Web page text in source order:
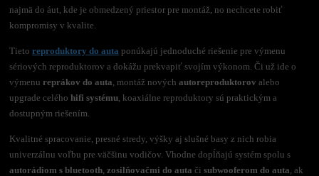
najmä do áut, kde je obmedzený priestor pre montáž, no nechcete robiť
kompromisy v kvalite.
Tietoreproduktory do auta ponúkajú jednoduché riešenie pre výmenu
sériových reproduktorov a dokážu prekvapiť svojím výkonom. Či už ide o
výmenureprákov do auta, montáž novýchautoreproduktorov alebo
upgrade celéhohifi systému, koaxiálne reproduktory sú praktickým a
dostupným riešením.
Kvalitné spracovanie, presné stredy, výšky aj slušné basy z nich robia
univerzálnu voľbu pre väčšinu vodičov. Vhodne dopĺňajú systém spolu s
autorádiom s bluetooth,zosilňovačmi do auta čisubwooferom do auta, ak